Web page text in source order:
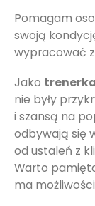
Pomagam
swoją
wypracować
Jako
nie były
i szansą na
odbywają się
od ustaleń z
Warto
ma